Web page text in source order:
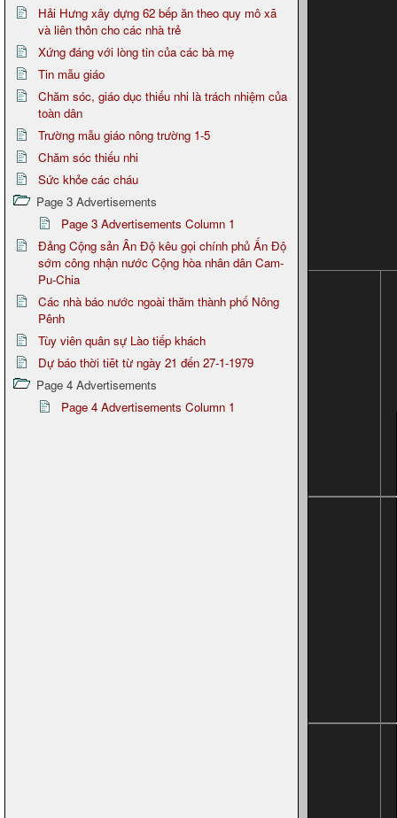
Hải Hưng xây dựng 62 bếp ăn theo quy mô xã
và liên thôn cho các nhà trẻ
Xứng đáng với lòng tin của các bà mẹ
Tin mẫu giáo
Chăm sóc, giáo dục thiếu nhi là trách nhiệm của
toàn dân
Trường mẫu giáo nông trường 1-5
Chăm sóc thiếu nhi
Sức khỏe các cháu
Page 3 Advertisements
Page 3 Advertisements Column 1
Đảng Cộng sản Ân Độ kêu gọi chính phủ Ấn Độ
sớm công nhận nước Cộng hòa nhân dân Cam-
Pu-Chia
Các nhà báo nước ngoài thăm thành phố Nông
Pênh
Tùy viên quân sự Lào tiếp khách
Dự báo thời tiẽt từ ngày 21 đến 27-1-1979
Page 4 Advertisements
Page 4 Advertisements Column 1